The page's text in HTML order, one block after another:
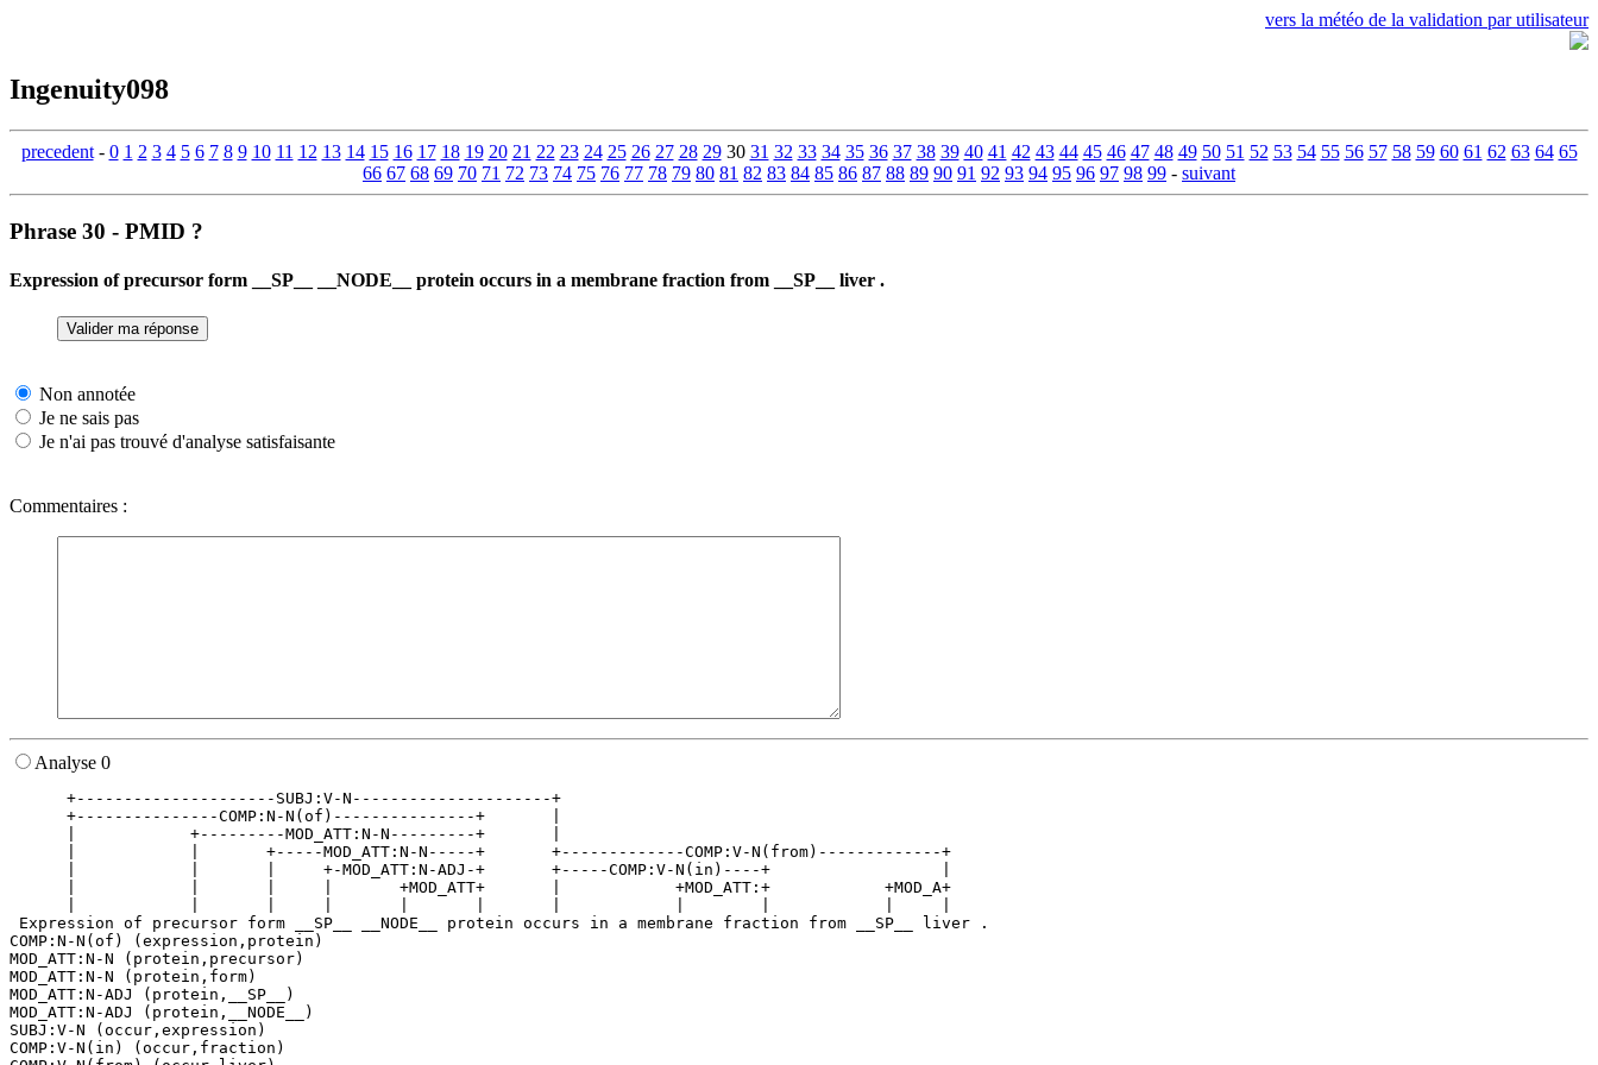
vers la météo de la validation par utilisateur
Ingenuity098
precedent- 0 1 2 3 4 5 6 7 8 9 10 11 12 13 14 15 16 17 18 19 20 21 22 23 24 25 26 27 28 2930 31 32 33 34 35 36 37 38 39 40 41 42 43 44 45 46 47 48 49 50 51 52 53 54 55 56 57 58 59 60 61 62 63 64 65
66 67 68 69 70 71 72 73 74 75 76 77 78 79 80 81 82 83 84 85 86 87 88 89 90 91 92 93 94 95 96 97 98 99 - suivant
Phrase 30 - PMID ?
Expression of precursor form __SP__ __NODE__ protein occurs in a membrane fraction from __SP__ liver .
Non annotée
Je ne sais pas
Je n'ai pas trouvé d'analyse satisfaisante
Commentaires :
Analyse 0
      +---------------------SUBJ:V-N---------------------+
      +---------------COMP:N-N(of)---------------+       |
      |            +---------MOD_ATT:N-N---------+       |
      |            |       +-----MOD_ATT:N-N-----+       +-------------COMP:V-N(from)-------------+
      |            |       |     +-MOD_ATT:N-ADJ-+       +-----COMP:V-N(in)----+                  |
      |            |       |     |       +MOD_ATT+       |            +MOD_ATT:+            +MOD_A+
Expression of precursor form __SP__ __NODE__ protein occurs in a membrane fraction from __SP__ liver .
COMP:N-N(of) (expression,protein)
MOD_ATT:N-N (protein,precursor)
MOD_ATT:N-N (protein,form)
MOD_ATT:N-ADJ (protein,__SP__)
MOD_ATT:N-ADJ (protein,__NODE__)
SUBJ:V-N (occur,expression)
COMP:V-N(in) (occur,fraction)